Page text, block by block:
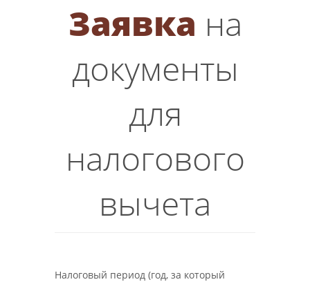
Заявка на
документы
для
налогового
вычета
Налоговый период (год, за который